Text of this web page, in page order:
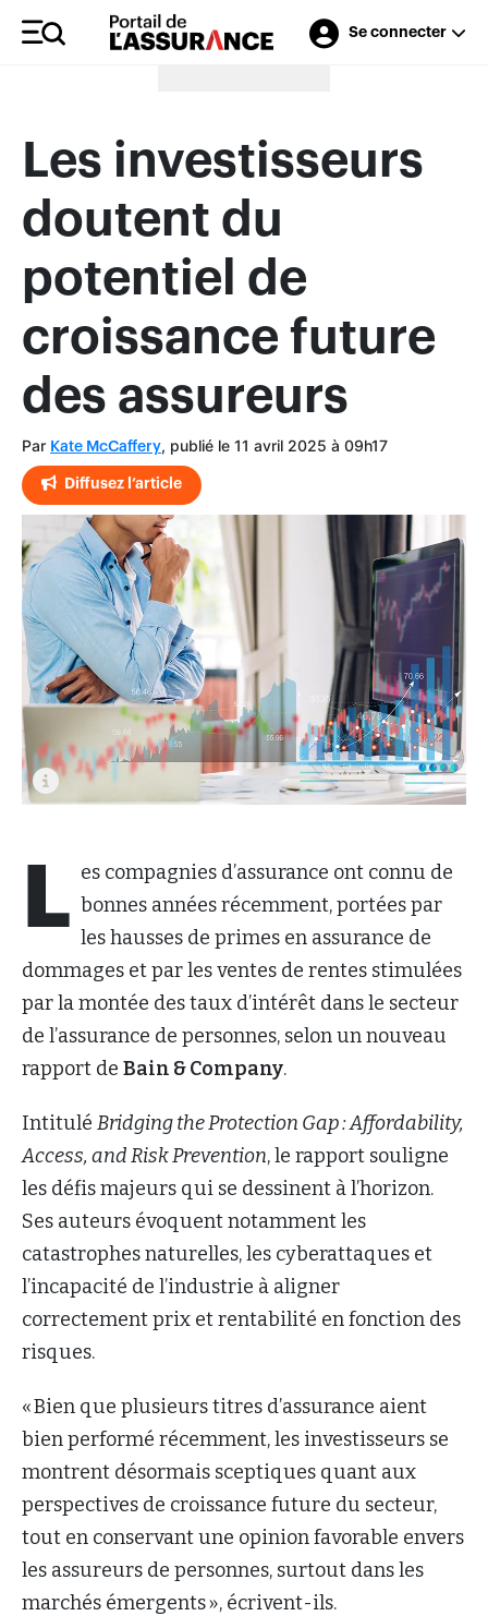
Se connecter
Merci à nos annonceurs
Les investisseurs
doutent du
potentiel de
croissance future
des assureurs
Par Kate McCaffery, publié le 11 avril 2025 à 09h17
Diffusez l’article
L es compagnies d’assurance ont connu de
bonnes années récemment, portées par
les hausses de primes en assurance de
dommages et par les ventes de rentes stimulées
par la montée des taux d’intérêt dans le secteur
de l’assurance de personnes, selon un nouveau
rapport de Bain & Company.
Intitulé Bridging the Protection Gap : Affordability,
Access, and Risk Prevention, le rapport souligne
les défis majeurs qui se dessinent à l’horizon.
Ses auteurs évoquent notamment les
catastrophes naturelles, les cyberattaques et
l’incapacité de l’industrie à aligner
correctement prix et rentabilité en fonction des
risques.
« Bien que plusieurs titres d’assurance aient
bien performé récemment, les investisseurs se
montrent désormais sceptiques quant aux
perspectives de croissance future du secteur,
tout en conservant une opinion favorable envers
les assureurs de personnes, surtout dans les
marchés émergents », écrivent-ils.